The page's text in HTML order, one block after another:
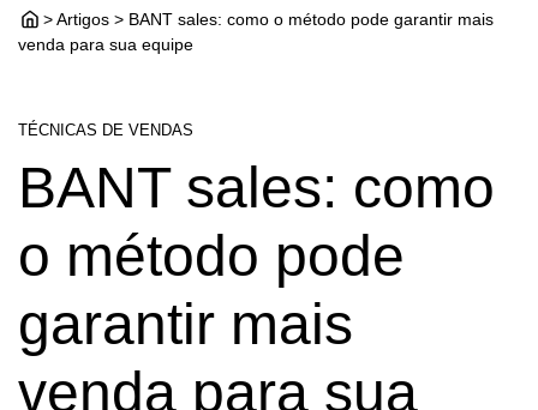
> Artigos > BANT sales: como o método pode garantir mais
venda para sua equipe
TÉCNICAS DE VENDAS
BANT sales: como
o método pode
garantir mais
venda para sua